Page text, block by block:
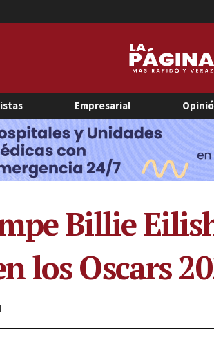
Empresarial
Billie
los Oscars